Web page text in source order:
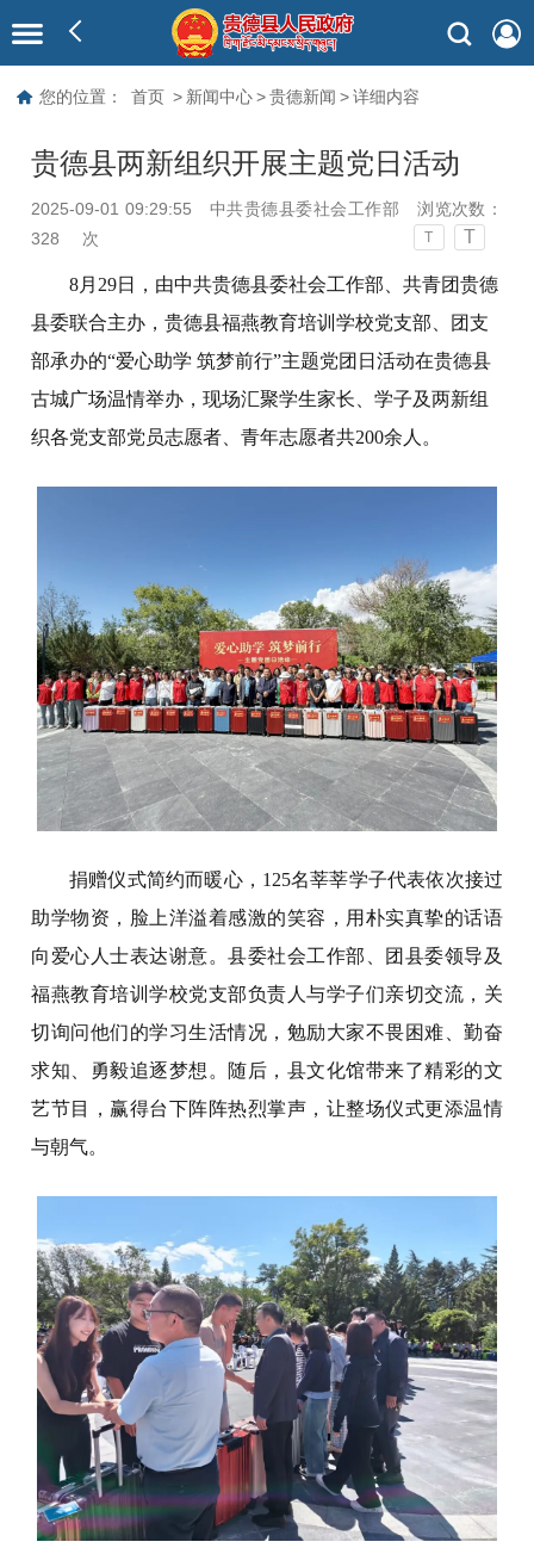
您的位置： 首页 > 新闻中心 > 贵德新闻 > 详细内容
贵德县两新组织开展主题党日活动
2025-09-01 09:29:55 中共贵德县委社会工作部
浏览次数：
328
次 T T
8月29日，由中共贵德县委社会工作部、共青团贵德
县委联合主办，贵德县福燕教育培训学校党支部、团支
部承办的“爱心助学 筑梦前行”主题党团日活动在贵德县
古城广场温情举办，现场汇聚学生家长、学子及两新组
织各党支部党员志愿者、青年志愿者共200余人。
捐赠仪式简约而暖心，125名莘莘学子代表依次接过
助学物资，脸上洋溢着感激的笑容，用朴实真挚的话语
向爱心人士表达谢意。县委社会工作部、团县委领导及
福燕教育培训学校党支部负责人与学子们亲切交流，关
切询问他们的学习生活情况，勉励大家不畏困难、勤奋
求知、勇毅追逐梦想。随后，县文化馆带来了精彩的文
艺节目，赢得台下阵阵热烈掌声，让整场仪式更添温情
与朝气。